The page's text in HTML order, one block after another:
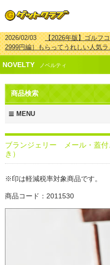
2026/02/03【2026年版】ゴルフ
2999円編］もらってうれしい人気
2026/07/15【2026年版】ビンゴ
ング 更新しました！
2026/04/03【2026年版】ゴルフ
2999円編］もらってうれしい人気
2026/02/16
新しました！
NOVELTY ノベルティ
商品検索
MENU
ブランジェリー メール・蓋付
き）
※印は軽減税率対象商品です。
商品コード：2011530